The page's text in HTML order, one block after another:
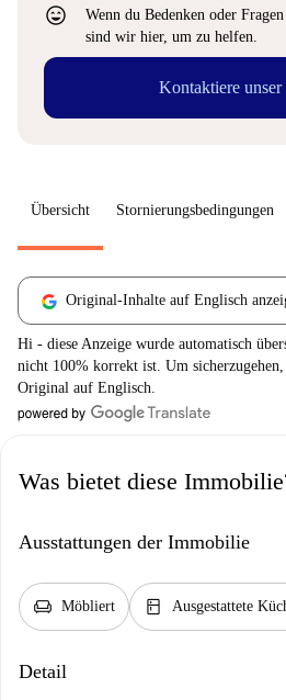
sentiment_very_satisfied
Wenn du Bedenken oder
sind wir hier, um zu helfen.
Kontaktiere unser
Übersicht Stornierungsbedingungen
Original-Inhalte auf Englisch
Hi - diese Anzeige wurde automatisch
nicht 100% korrekt ist. Um
Original auf Englisch.
Was bietet diese
Ausstattungen der Immobilie
chair Möbliert kitchen Ausgestattete
Detail